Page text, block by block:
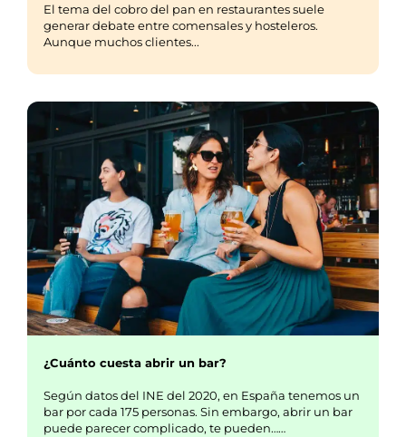
El tema del cobro del pan en restaurantes suele
generar debate entre comensales y hosteleros.
Aunque muchos clientes...
¿Cuánto cuesta abrir un bar?
Según datos del INE del 2020, en España tenemos un
bar por cada 175 personas. Sin embargo, abrir un bar
puede parecer complicado, te pueden……